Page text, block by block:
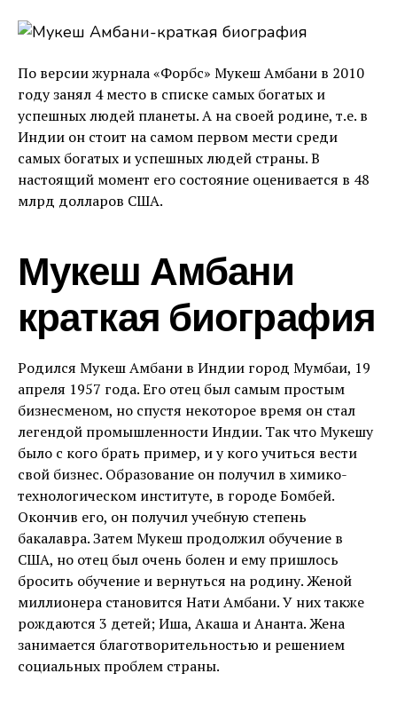
По версии журнала «Форбс» Мукеш Амбани в 2010
году занял 4 место в списке самых богатых и
успешных людей планеты. А на своей родине, т.е. в
Индии он стоит на самом первом мести среди
самых богатых и успешных людей страны. В
настоящий момент его состояние оценивается в 48
млрд долларов США.
Мукеш Амбани
краткая биография
Родился Мукеш Амбани в Индии город Мумбаи, 19
апреля 1957 года. Его отец был самым простым
бизнесменом, но спустя некоторое время он стал
легендой промышленности Индии. Так что Мукешу
было с кого брать пример, и у кого учиться вести
свой бизнес. Образование он получил в химико-
технологическом институте, в городе Бомбей.
Окончив его, он получил учебную степень
бакалавра. Затем Мукеш продолжил обучение в
США, но отец был очень болен и ему пришлось
бросить обучение и вернуться на родину. Женой
миллионера становится Нати Амбани. У них также
рождаются 3 детей; Иша, Акаша и Ананта. Жена
занимается благотворительностью и решением
социальных проблем страны.